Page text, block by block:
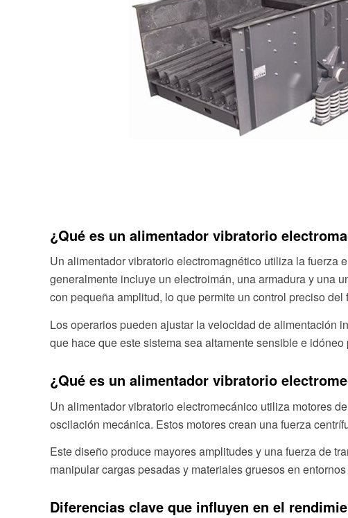
¿Qué es un alimentador vibratorio
Un alimentador vibratorio electromagnético utiliza la fuerza
generalmente incluye un electroimán, una armadura y una
con pequeña amplitud, lo que permite un control preciso del
Los operarios pueden ajustar la velocidad de alimentación
que hace que este sistema sea altamente sensible e
¿Qué es un alimentador vibratorio
Un alimentador vibratorio electromecánico utiliza motores
oscilación mecánica. Estos motores crean una fuerza
Este diseño produce mayores amplitudes y una fuerza de
manipular cargas pesadas y materiales gruesos en
Diferencias clave que influyen en el